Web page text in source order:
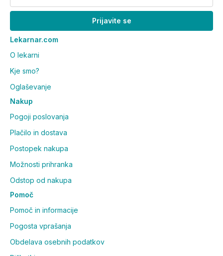
Prijavite se
Lekarnar.com
O lekarni
Kje smo?
Oglaševanje
Nakup
Pogoji poslovanja
Plačilo in dostava
Postopek nakupa
Možnosti prihranka
Odstop od nakupa
Pomoč
Pomoč in informacije
Pogosta vprašanja
Obdelava osebnih podatkov